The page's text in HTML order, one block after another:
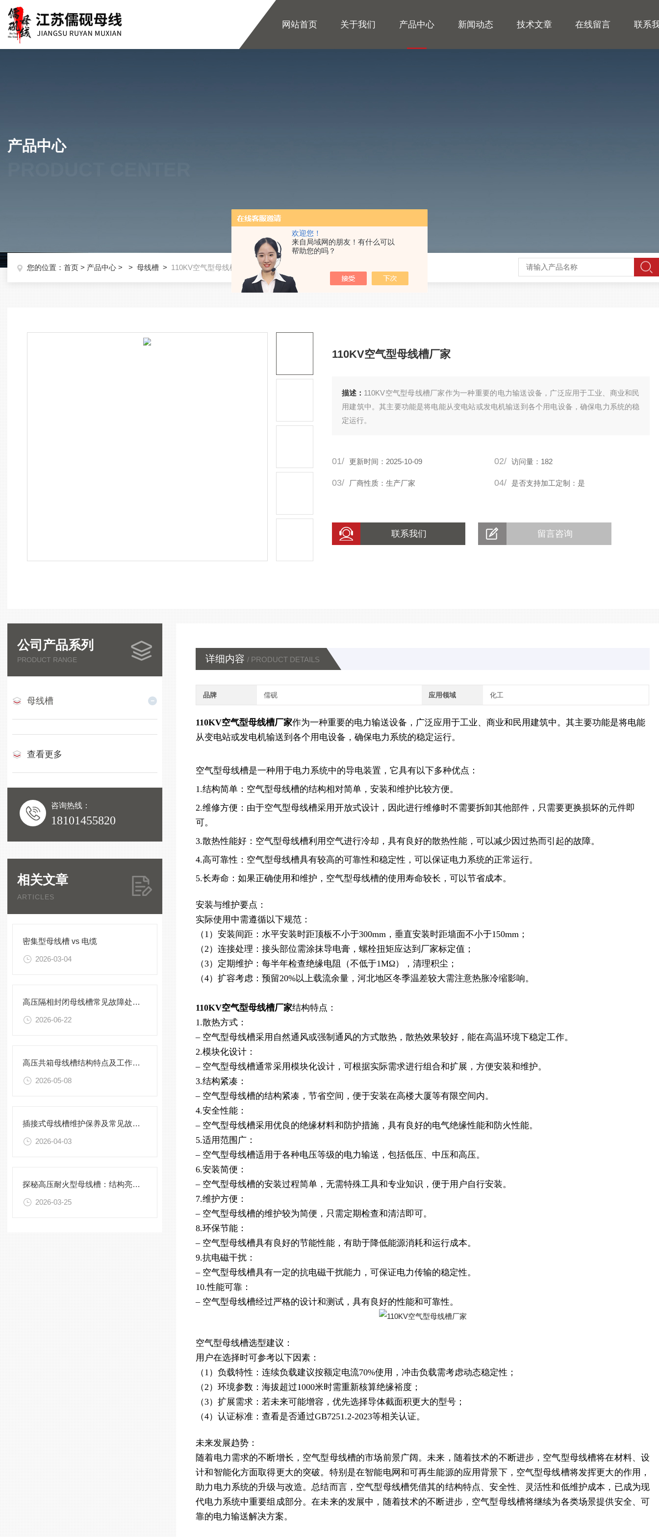
欢迎您！
来自局域网的朋友！有什么可以
帮助您的吗？
网站首页 关于我们 产品中心 新闻动态 技术文章 在线留言 联系
产品中心
您的位置： 首页 > 产品中心 > > 母线槽 > 110KV空气型母线槽厂家
110KV空气型母线槽厂家
描述： 110KV空气型母线槽厂家作为一种重要的电力输送设备，广泛应用于工业、商业和民
用建筑中。其主要功能是将电能从变电站或发电机输送到各个用电设备，确保电力系统的稳
定运行。
01/ 更新时间：2025-10-09 02/ 访问量：182
03/ 厂商性质：生产厂家 04/ 是否支持加工定制：是
联系我们 留言咨询
公司产品系列
PRODUCT RANGE
母线槽
查看更多
咨询热线：
18101455820
相关文章
ARTICLES
密集型母线槽 vs 电缆
2026-03-04
高压隔相封闭母线槽常见故障处理方案
2026-06-22
高压共箱母线槽结构特点及工作原理
2026-05-08
插接式母线槽维护保养及常见故障处理指南
2026-04-03
探秘高压耐火型母线槽：结构亮点与实用效能
2026-03-25
详细内容 / PRODUCT DETAILS
品牌 儒砚 应用领域 化工
110KV空气型母线槽厂家作为一种重要的电力输送设备，广泛应用于工业、商业和民用建筑中。其主要功能是将电能
从变电站或发电机输送到各个用电设备，确保电力系统的稳定运行。
空气型母线槽是一种用于电力系统中的导电装置，它具有以下多种优点：
1.结构简单：空气型母线槽的结构相对简单，安装和维护比较方便。
2.维修方便：由于空气型母线槽采用开放式设计，因此进行维修时不需要拆卸其他部件，只需要更换损坏的元件即
可。
3.散热性能好：空气型母线槽利用空气进行冷却，具有良好的散热性能，可以减少因过热而引起的故障。
4.高可靠性：空气型母线槽具有较高的可靠性和稳定性，可以保证电力系统的正常运行。
5.长寿命：如果正确使用和维护，空气型母线槽的使用寿命较长，可以节省成本。
安装与维护要点：
实际使用中需遵循以下规范：
（1）安装间距：水平安装时距顶板不小于300mm，垂直安装时距墙面不小于150mm；
（2）连接处理：接头部位需涂抹导电膏，螺栓扭矩应达到厂家标定值；
（3）定期维护：每半年检查绝缘电阻（不低于1MΩ），清理积尘；
（4）扩容考虑：预留20%以上载流余量，河北地区冬季温差较大需注意热胀冷缩影响。
110KV空气型母线槽厂家结构特点：
1.散热方式：
– 空气型母线槽采用自然通风或强制通风的方式散热，散热效果较好，能在高温环境下稳定工作。
2.模块化设计：
– 空气型母线槽通常采用模块化设计，可根据实际需求进行组合和扩展，方便安装和维护。
3.结构紧凑：
– 空气型母线槽的结构紧凑，节省空间，便于安装在高楼大厦等有限空间内。
4.安全性能：
– 空气型母线槽采用优良的绝缘材料和防护措施，具有良好的电气绝缘性能和防火性能。
5.适用范围广：
– 空气型母线槽适用于各种电压等级的电力输送，包括低压、中压和高压。
6.安装简便：
– 空气型母线槽的安装过程简单，无需特殊工具和专业知识，便于用户自行安装。
7.维护方便：
– 空气型母线槽的维护较为简便，只需定期检查和清洁即可。
8.环保节能：
– 空气型母线槽具有良好的节能性能，有助于降低能源消耗和运行成本。
9.抗电磁干扰：
– 空气型母线槽具有一定的抗电磁干扰能力，可保证电力传输的稳定性。
10.性能可靠：
– 空气型母线槽经过严格的设计和测试，具有良好的性能和可靠性。
空气型母线槽选型建议：
用户在选择时可参考以下因素：
（1）负载特性：连续负载建议按额定电流70%使用，冲击负载需考虑动态稳定性；
（2）环境参数：海拔超过1000米时需重新核算绝缘裕度；
（3）扩展需求：若未来可能增容，优先选择导体截面积更大的型号；
（4）认证标准：查看是否通过GB7251.2-2023等相关认证。
未来发展趋势：
随着电力需求的不断增长，空气型母线槽的市场前景广阔。未来，随着技术的不断进步，空气型母线槽将在材料、设
计和智能化方面取得更大的突破。特别是在智能电网和可再生能源的应用背景下，空气型母线槽将发挥更大的作用，
助力电力系统的升级与改造。总结而言，空气型母线槽凭借其的结构特点、安全性、灵活性和低维护成本，已成为现
代电力系统中重要组成部分。在未来的发展中，随着技术的不断进步，空气型母线槽将继续为各类场景提供安全、可
靠的电力输送解决方案。